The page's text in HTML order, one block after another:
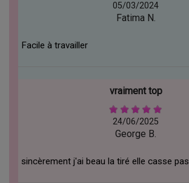
05/03/2024
Fatima N.
Facile à travailler
vraiment top
24/06/2025
George B.
sincèrement j'ai beau la tiré elle casse pas